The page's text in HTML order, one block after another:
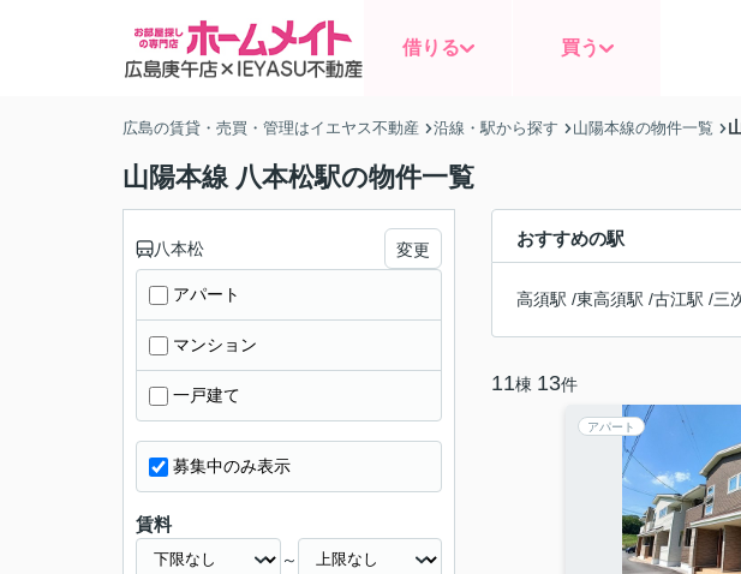
借りる 買う
広島の賃貸・売買・管理はイエヤス不動産 沿線・駅から探す 山陽本線の物件一覧
山陽本線 八本松駅の物件一覧
おすすめの駅
高須駅 /東高須駅 /古江駅 /三
11棟 13件
アパート
八本松 変更
アパート
マンション
一戸建て
募集中のみ表示
賃料
～